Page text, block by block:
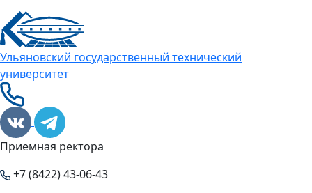
Ульяновский государственный технический
университет
Приемная ректора
+7 (8422) 43-06-43